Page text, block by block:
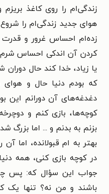
زندگی‌ام را روی کاغذ
هوای جدید زندگی‌ام را
زده‌ام احساس غرور و قدرت
کردن آن اندکی احساس شرم
یا زیاد، خدا کند حال دوران
که بودم دنیا حال و هوای
دغدغه‌های آن دورانم این
کوچه‌ها، بازی کنم و
بزنم به بدنم و ... اما بزرگ
بهتر به ام قبولانده، اما
در کوچه بازی کنی، همه
جواب این سؤال که: پس
باشند و من نه؟ تنها یک